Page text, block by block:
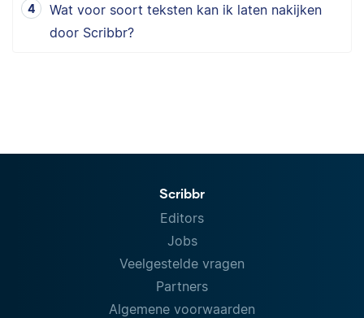
Wat voor soort teksten kan ik laten nakijken
door Scribbr?
Scribbr
Editors
Jobs
Veelgestelde vragen
Partners
Algemene voorwaarden